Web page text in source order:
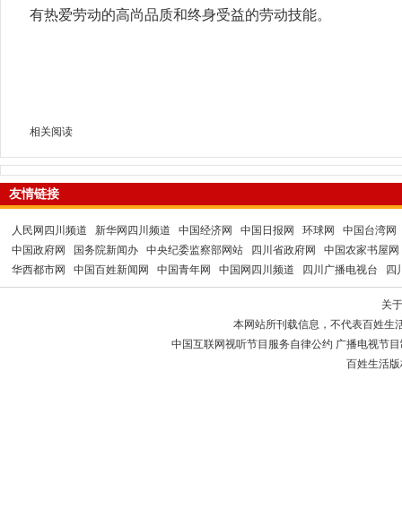
有热爱劳动的高尚品质和终身受益的劳动技能。
相关阅读
友情链接
人民网四川频道 新华网四川频道 中国经济网 中国日报网 环球网
中国台湾网
中国政府网
国务院新闻办 中央纪委监察部网站 四川省政府网
中国农家书屋网
华西都市网
中国百姓新闻网 中国青年网 中国网四川频道 四川广播电视台 四
关
本网站所刊载信息，不代表百姓生
中国互联网视听节目服务自律公约 广播电视节
百姓生活